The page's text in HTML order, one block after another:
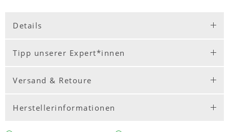
Details
Tipp unserer Expert*innen
Versand & Retoure
Herstellerinformationen